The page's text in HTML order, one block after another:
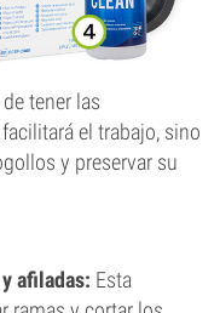
tener las
el trabajo, sino
y preservar su
afiladas: Esta